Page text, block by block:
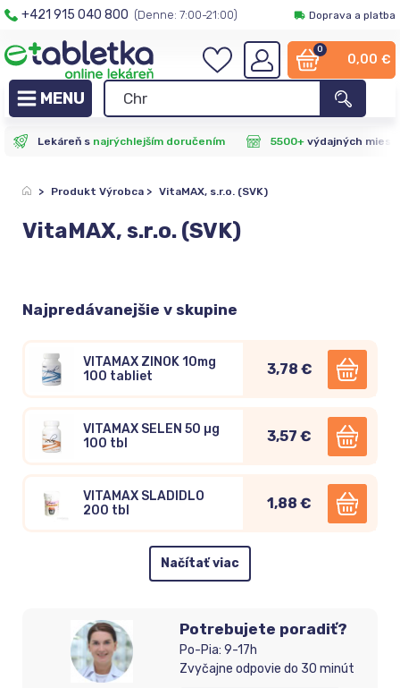
+421 915 040 800 (Denne: 7:00-21:00) Doprava a platba
0
0,00 €
Lekáreň s najrýchlejším doručením 5500+výdajných miest
> Produkt Výrobca > VitaMAX, s.r.o. (SVK)
VitaMAX, s.r.o. (SVK)
Najpredávanejšie v skupine
VITAMAX ZINOK 10mg
100 tabliet
3,78 €
VITAMAX SELEN 50 µg
100 tbl
3,57 €
VITAMAX SLADIDLO
200 tbl
1,88 €
Načítať viac
Potrebujete poradiť?
Po-Pia: 9-17h
Zvyčajne odpovie do 30 minút